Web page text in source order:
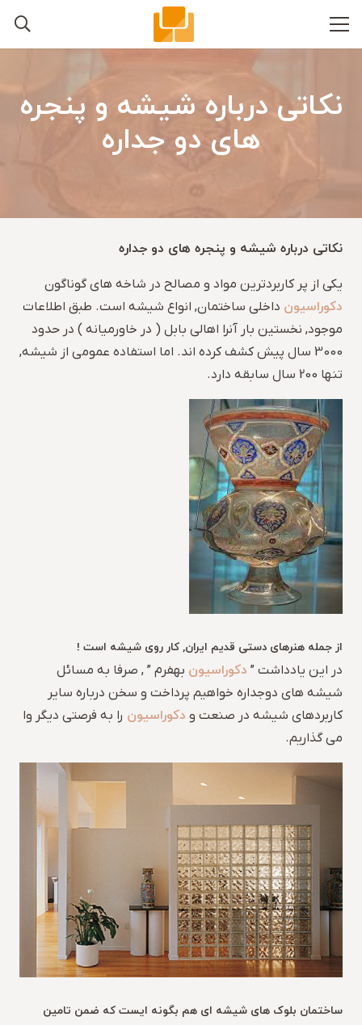
نکاتی درباره شیشه و پنجره
های دو جداره
نکاتی درباره شیشه و پنجره های دو جداره
یکی از پر کاربردترین مواد و مصالح در شاخه های گوناگون
دکوراسیون داخلی ساختمان, انواع شیشه است. طبق اطلاعات
موجود, نخستین بار آنرا اهالی بابل ( در خاورمیانه ) در حدود
3000 سال پیش کشف کرده اند. اما استفاده عمومی از شیشه,
تنها 200 سال سابقه دارد.
از جمله هنرهای دستی قدیم ایران, کار روی شیشه است !
در این یادداشت ” دکوراسیون بهفرم ” , صرفا به مسائل
شیشه های دوجداره خواهیم پرداخت و سخن درباره سایر
کاربردهای شیشه در صنعت و دکوراسیون را به فرصتی دیگر وا
می گذاریم.
ساختمان بلوک های شیشه ای هم بگونه ایست که ضمن تامین